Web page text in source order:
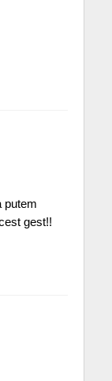
putem
gest!!